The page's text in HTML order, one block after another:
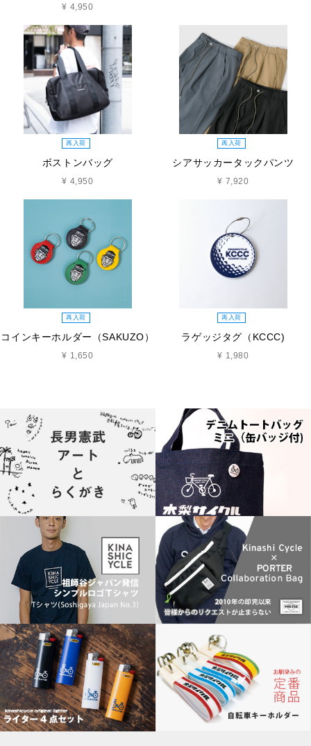
¥ 4,950
再入荷
ボストンバッグ
¥ 4,950
再入荷
シアサッカータックパンツ
¥ 7,920
再入荷
コインキーホルダー（SAKUZO）
¥ 1,650
再入荷
ラゲッジタグ（KCCC)
¥ 1,980